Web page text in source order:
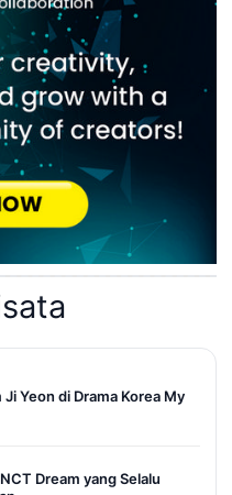
Yeon di Drama Korea My
Dream yang Selalu